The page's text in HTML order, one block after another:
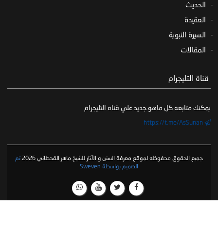
الحديث
العقيدة
السيرة النبوية
المقالات
‏ قناة التليجرام
يمكنك متابعه كل ماهو جديد علي قناه التليجرام
جميع الحقوق محفوظه لموقع معرفة السنن و الآثار للشيخ ماهر القحطاني 2026
تم
الصميم بواسطة Sweven